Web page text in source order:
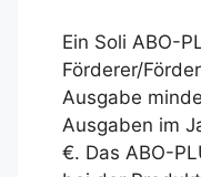
Ein Soli ABO-
Förderer/
Ausgabe
Ausgaben im
€. Das ABO-